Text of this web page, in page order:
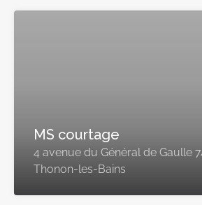
MS courtage
4 avenue du Général de Gaulle
Thonon-les-Bains